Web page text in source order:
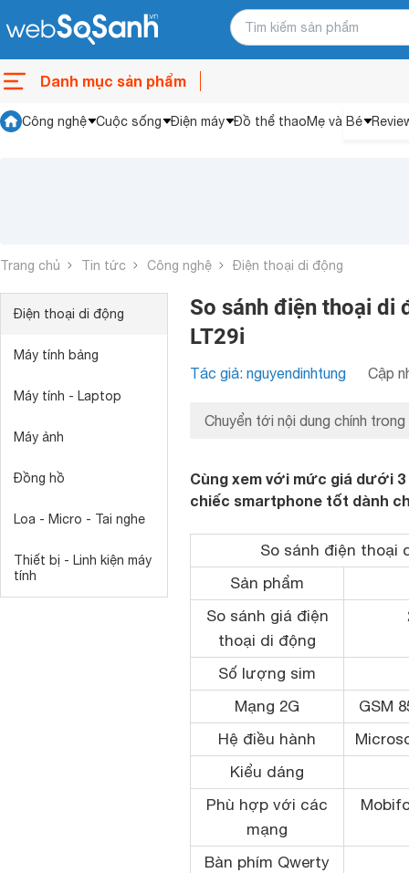
Danh mục sản phẩm
Công nghệ Cuộc sống Điện máy Đồ thể thaoMẹ và Bé
Trang chủ Tin tức Công nghệ Điện thoại di động
Điện thoại di động
Máy tính bảng
Máy tính - Laptop
Máy ảnh
Đồng hồ
Loa - Micro - Tai nghe
Thiết bị - Linh kiện máy
tính
So sánh điện thoại di
LT29i
Tác giả: nguyendinhtung Cập
Chuyển tới nội dung chính trong
Cùng xem với mức giá dưới 3
chiếc smartphone tốt dành
So sánh điện thoại
Sản phẩm
So sánh giá điện
thoại di động
Số lượng sim
Mạng 2G
GSM
Hệ điều hành
Kiểu dáng
Phù hợp với các
mạng
Bàn phím Qwerty